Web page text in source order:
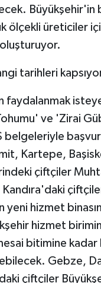
Büyükşehir'in
ölçekli üreticiler
oluşturuyor.
tarihleri
faydalanmak
ve 'Zirai
belgeleriyle
Kartepe,
çiftçiler
Kandıra'daki
yeni hizmet
hizmet
bitimine
Gebze,
çiftçiler